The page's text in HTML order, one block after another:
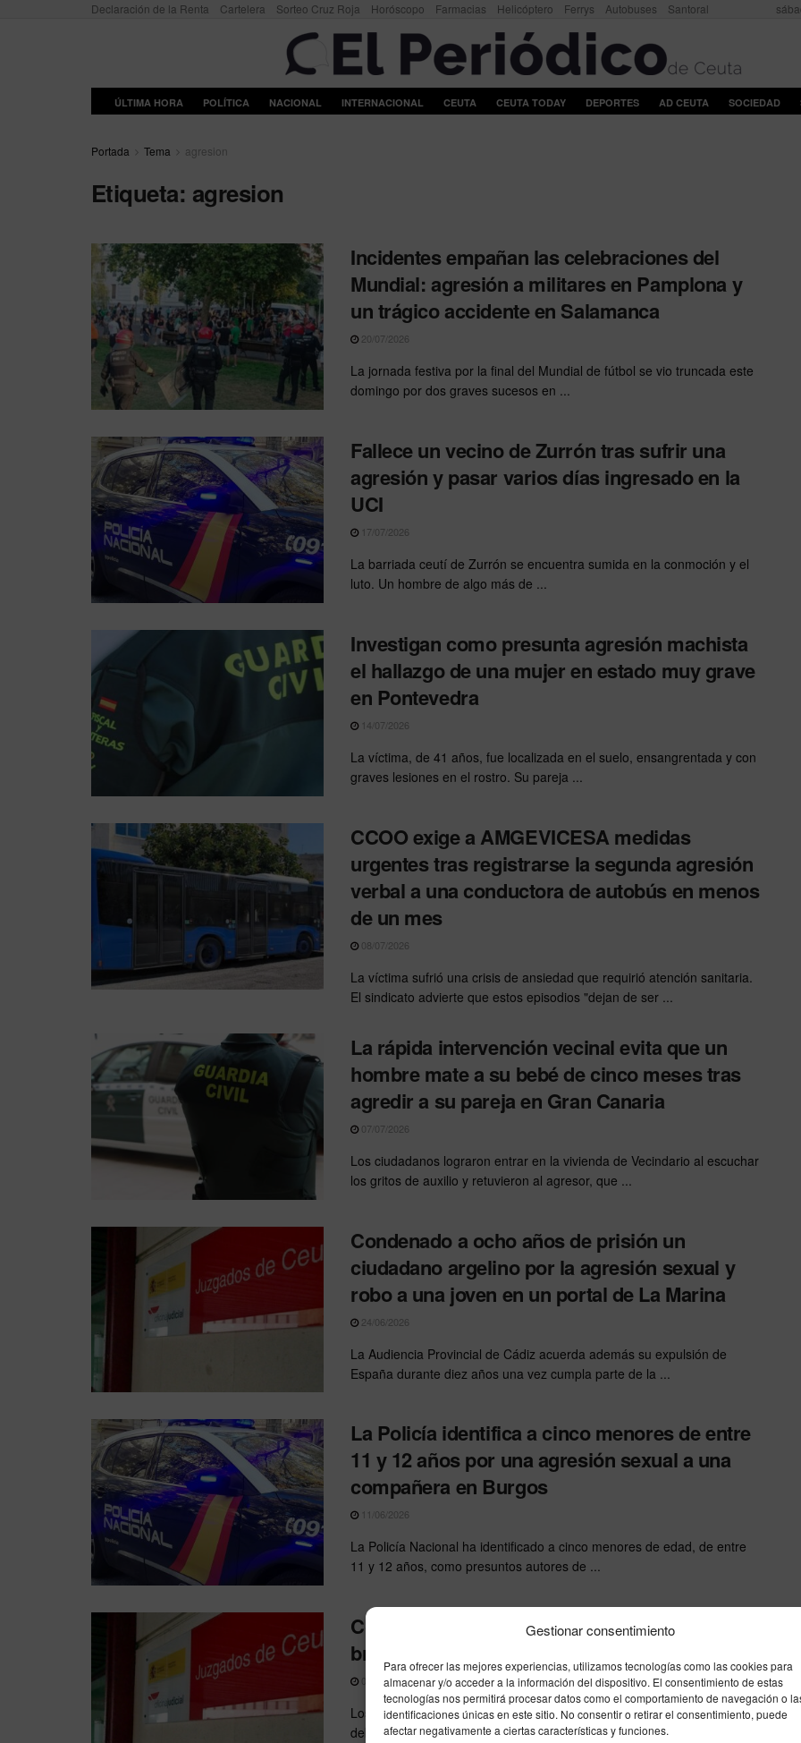
Gestionar consentimiento
Para ofrecer las mejores experiencias, utilizamos tecnologías como las cookies para
almacenar y/o acceder a la información del dispositivo. El consentimiento de estas
tecnologías nos permitirá procesar datos como el comportamiento de navegación o
identificaciones únicas en este sitio. No consentir o retirar el consentimiento, puede
afectar negativamente a ciertas características y funciones.
Declaración de la Renta Cartelera Sorteo Cruz Roja Horóscopo Farmacias Helicóptero Ferrys Autobuses Santoral
ÚLTIMA HORA POLÍTICA NACIONAL INTERNACIONAL CEUTA CEUTA TODAY DEPORTES AD CEUTA SOCIEDAD
Portada Tema agresion
Etiqueta: agresion
Incidentes empañan las celebraciones del
Mundial: agresión a militares en Pamplona y
un trágico accidente en Salamanca
20/07/2026
La jornada festiva por la final del Mundial de fútbol se vio truncada este
domingo por dos graves sucesos en ...
Fallece un vecino de Zurrón tras sufrir una
agresión y pasar varios días ingresado en la
UCI
17/07/2026
La barriada ceutí de Zurrón se encuentra sumida en la conmoción y el
luto. Un hombre de algo más de ...
Investigan como presunta agresión machista
el hallazgo de una mujer en estado muy grave
en Pontevedra
14/07/2026
La víctima, de 41 años, fue localizada en el suelo, ensangrentada y con
graves lesiones en el rostro. Su pareja ...
CCOO exige a AMGEVICESA medidas
urgentes tras registrarse la segunda agresión
verbal a una conductora de autobús en menos
de un mes
08/07/2026
La víctima sufrió una crisis de ansiedad que requirió atención sanitaria.
El sindicato advierte que estos episodios "dejan de ser ...
La rápida intervención vecinal evita que un
hombre mate a su bebé de cinco meses tras
agredir a su pareja en Gran Canaria
07/07/2026
Los ciudadanos lograron entrar en la vivienda de Vecindario al escuchar
los gritos de auxilio y retuvieron al agresor, que ...
Condenado a ocho años de prisión un
ciudadano argelino por la agresión sexual y
robo a una joven en un portal de La Marina
24/06/2026
La Audiencia Provincial de Cádiz acuerda además su expulsión de
España durante diez años una vez cumpla parte de la ...
La Policía identifica a cinco menores de entre
11 y 12 años por una agresión sexual a una
compañera en Burgos
11/06/2026
La Policía Nacional ha identificado a cinco menores de edad, de entre
11 y 12 años, como presuntos autores de ...
Condenados a dos años de prisión por una
brutal agresión en el mirador de San Antonio
03/06/2026
Los dos acusados aceptaron la pena tras un acuerdo de conformidad y
deberán indemnizar a la víctima con casi 20.000 ...